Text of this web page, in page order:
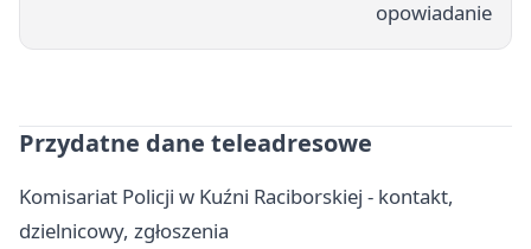
opowiadanie
Przydatne dane teleadresowe
Komisariat Policji w Kuźni Raciborskiej - kontakt,
dzielnicowy, zgłoszenia